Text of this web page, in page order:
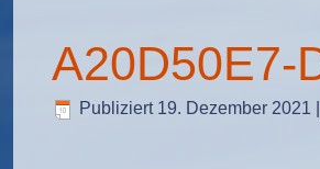
A20D50E7-
Publiziert 19. Dezember 2021